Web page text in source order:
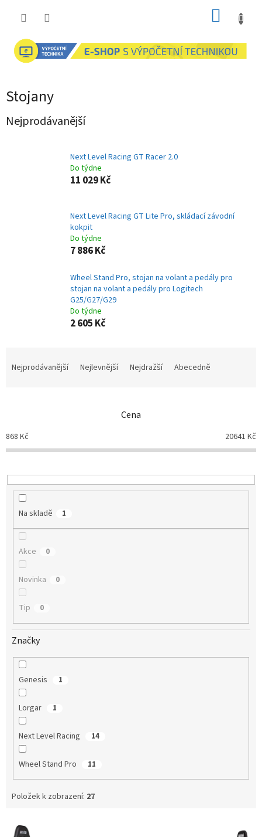
Stojany
Nejprodávanější
Next Level Racing GT Racer 2.0
Do týdne
11 029 Kč
Next Level Racing GT Lite Pro, skládací závodní
kokpit
Do týdne
7 886 Kč
Wheel Stand Pro, stojan na volant a pedály pro
stojan na volant a pedály pro Logitech
G25/G27/G29
Do týdne
2 605 Kč
p
r
o
u
Nejprodávanější Nejlevnější Nejdražší Abecedně
Cena
868 Kč 20641 Kč
Na skladě 1
Akce 0
Novinka 0
Tip 0
Značky
Genesis 1
Lorgar 1
Next Level Racing 14
Wheel Stand Pro 11
Položek k zobrazení: 27